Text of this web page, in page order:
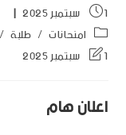
1 سبتمبر 2025
امنحانات / طلبة /
1 سبتمبر 2025
اعلان هام